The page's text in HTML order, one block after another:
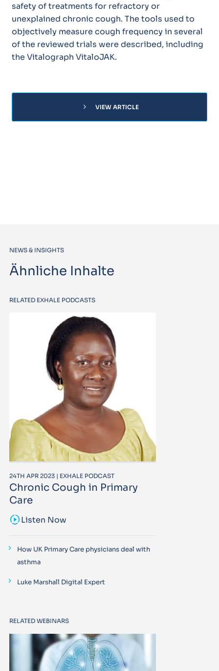
safety of treatments for refractory or
unexplained chronic cough. The tools used to
objectively measure cough frequency in several
of the reviewed trials were described, including
the Vitalograph VitaloJAK.
chevron_right VIEW ARTICLE
NEWS & INSIGHTS
Ähnliche Inhalte
RELATED EXHALE PODCASTS
24TH APR 2023 | EXHALE PODCAST
Chronic Cough in Primary
Care
sound_samplerListen Now
How UK Primary Care physicians deal with
asthma
Luke Marshall Digital Expert
RELATED WEBINARS